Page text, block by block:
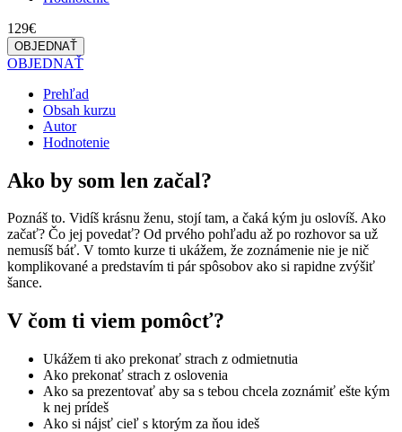
129€
OBJEDNAŤ
OBJEDNAŤ
Prehľad
Obsah kurzu
Autor
Hodnotenie
Ako by som len začal?
Poznáš to. Vidíš krásnu ženu, stojí tam, a čaká kým ju oslovíš. Ako
začať? Čo jej povedať? Od prvého pohľadu až po rozhovor sa už
nemusíš báť. V tomto kurze ti ukážem, že zoznámenie nie je nič
komplikované a predstavím ti pár spôsobov ako si rapidne zvýšiť
šance.
V čom ti viem pomôcť?
Ukážem ti ako prekonať strach z odmietnutia
Ako prekonať strach z oslovenia
Ako sa prezentovať aby sa s tebou chcela zoznámiť ešte kým
k nej prídeš
Ako si nájsť cieľ s ktorým za ňou ideš